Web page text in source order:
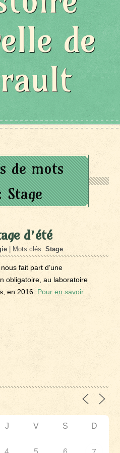
de
de mots
Stage
d’été
| Mots clés:Stage
fait part d’une
obligatoire, au laboratoire
en 2016. Pour en savoir
J V S D